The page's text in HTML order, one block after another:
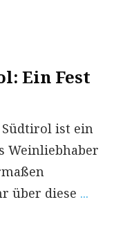
Ein Fest
Südtirol ist ein
Weinliebhaber
über diese ...